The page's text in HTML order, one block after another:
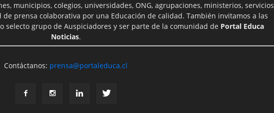
municipios, colegios, universidades, ONG, agrupaciones, ministerios, servicios
prensa colaborativa por una Educación de calidad. También invitamos a las
selecto grupo de Auspiciadores y ser parte de la comunidad de Portal Educa
Noticias.
Contáctanos: prensa@portaleduca.cl